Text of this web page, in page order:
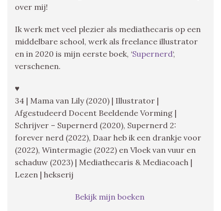
over mij!
Ik werk met veel plezier als mediathecaris op een
middelbare school, werk als freelance illustrator
en in 2020 is mijn eerste boek, ‘Supernerd‘,
verschenen.
♥
34 | Mama van Lily (2020) | Illustrator |
Afgestudeerd Docent Beeldende Vorming |
Schrijver – Supernerd (2020), Supernerd 2:
forever nerd (2022), Daar heb ik een drankje voor
(2022), Wintermagie (2022) en Vloek van vuur en
schaduw (2023) | Mediathecaris & Mediacoach |
Lezen | hekserij
Bekijk mijn boeken